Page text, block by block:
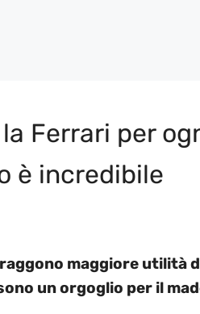
Ferrari per
è incredibile
maggiore utilità
un orgoglio per il